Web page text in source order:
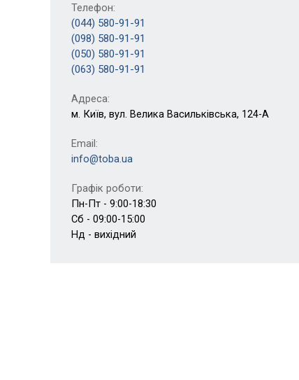
Телефон:
(044) 580-91-91
(098) 580-91-91
(050) 580-91-91
(063) 580-91-91
Адреса:
м. Київ, вул. Велика Васильківська, 124-А
Email:
info@toba.ua
Графік роботи:
Пн-Пт - 9:00-18:30
Сб - 09:00-15:00
Нд - вихідний